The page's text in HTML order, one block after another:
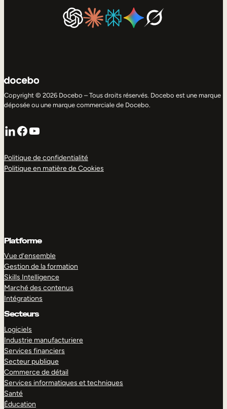
Copyright © 2026 Docebo – Tous droits réservés. Docebo est une marque
déposée ou une marque commerciale de Docebo.
LinkedIn
Facebook
YouTube
Politique de confidentialité
Politique en matière de Cookies
Platforme
Vue d’ensemble
Gestion de la formation
Skills Intelligence
Marché des contenus
Intégrations
Secteurs
Logiciels
Industrie manufacturiere
Services financiers
Secteur publique
Commerce de détail
Services informatiques et techniques
Santé
Éducation